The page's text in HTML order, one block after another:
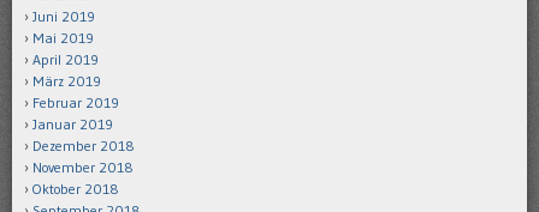
Juni 2019
Mai 2019
April 2019
März 2019
Februar 2019
Januar 2019
Dezember 2018
November 2018
Oktober 2018